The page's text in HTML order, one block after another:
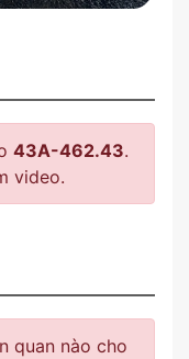
43A-462.43.
video.
quan nào cho